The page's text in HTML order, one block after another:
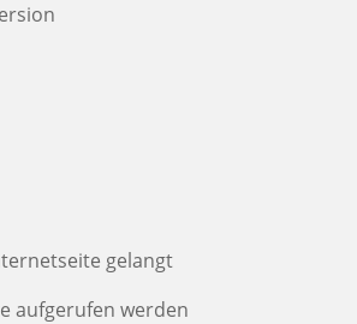
gelangt
aufgerufen werden